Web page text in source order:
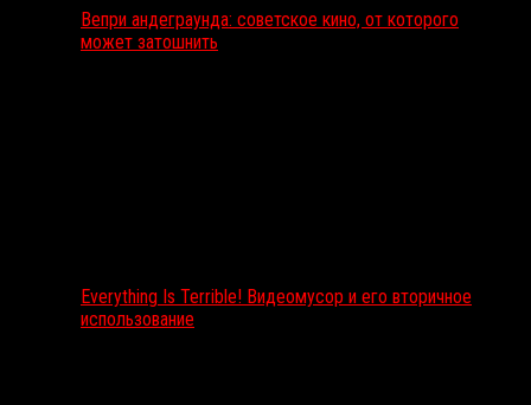
Вепри андеграунда: советское кино, от которого
может затошнить
Everything Is Terrible! Видеомусор и его вторичное
использование